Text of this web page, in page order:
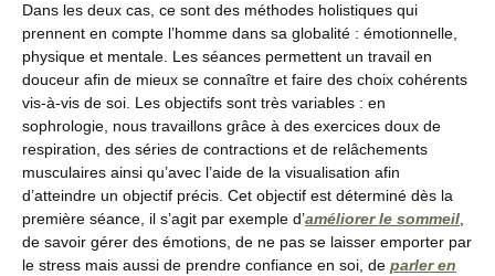
Dans les deux cas, ce sont des méthodes holistiques qui
prennent en compte l’homme dans sa globalité : émotionnelle,
physique et mentale. Les séances permettent un travail en
douceur afin de mieux se connaître et faire des choix cohérents
vis-à-vis de soi. Les objectifs sont très variables : en
sophrologie, nous travaillons grâce à des exercices doux de
respiration, des séries de contractions et de relâchements
musculaires ainsi qu’avec l’aide de la visualisation afin
d’atteindre un objectif précis. Cet objectif est déterminé dès la
première séance, il s’agit par exemple d’améliorer le sommeil,
de savoir gérer des émotions, de ne pas se laisser emporter par
le stress mais aussi de prendre confiance en soi, de parler en